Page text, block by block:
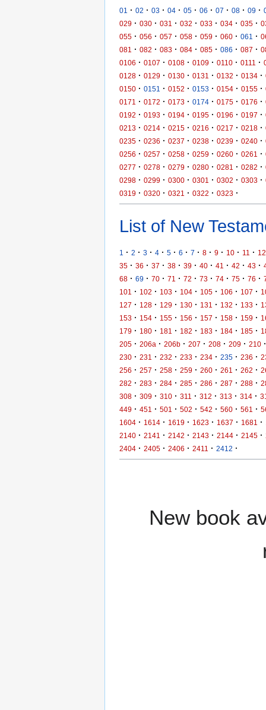
01 · 02 · 03 · 04 · 05 · 06 · 07 · 08 · 09 ·
029 · 030 · 031 · 032 · 033 · 034 · 035 ·
055 · 056 · 057 · 058 · 059 · 060 · 061 ·
081
· 082 · 083 · 084 · 085 · 086 · 087 ·
0106 · 0107 · 0108 · 0109 · 0110 · 0111 ·
0128 · 0129 · 0130 · 0131 · 0132 · 0134 ·
0150 · 0151 · 0152 · 0153 · 0154 · 0155 ·
0171
· 0172 · 0173 · 0174 · 0175 · 0176 ·
0192 · 0193 · 0194 · 0195 · 0196 · 0197 ·
0213 · 0214 · 0215 · 0216 · 0217 · 0218 ·
0235 · 0236 · 0237 · 0238 · 0239 · 0240 ·
0256 · 0257 · 0258 · 0259 · 0260 · 0261 ·
0277 · 0278 · 0279 · 0280 · 0281 · 0282 ·
0298 · 0299 · 0300 · 0301 · 0302 · 0303 ·
0319 · 0320 · 0321 · 0322 · 0323 ·
List of New
1 · 2 · 3 · 4 · 5 · 6 · 7 · 8 · 9 · 10 · 11 · 12
35 · 36 · 37 · 38 · 39 · 40 · 41 · 42 · 43 ·
68 · 69 · 70 · 71 · 72 · 73 · 74 · 75 · 76 ·
101
· 102 · 103 · 104 · 105 · 106 · 107 ·
127 · 128 · 129 · 130 · 131 · 132 · 133 ·
153 · 154 · 155 · 156 · 157 · 158 · 159 ·
179 · 180 · 181 · 182 · 183 · 184 · 185 ·
205 · 206a · 206b · 207 · 208 · 209 · 210 ·
230 · 231 · 232 · 233 · 234 · 235 · 236 ·
256 · 257 · 258 · 259 · 260 · 261 · 262 ·
282 · 283 · 284 · 285 · 286 · 287 · 288 ·
308 · 309 · 310 · 311 · 312 · 313 · 314 ·
449 · 451 · 501 · 502 · 542 · 560 · 561 ·
1604 · 1614 · 1619 · 1623 · 1637 · 1681 ·
2140 · 2141 · 2142 · 2143 · 2144 · 2145 ·
2404 · 2405 · 2406 · 2411 · 2412 ·
New book